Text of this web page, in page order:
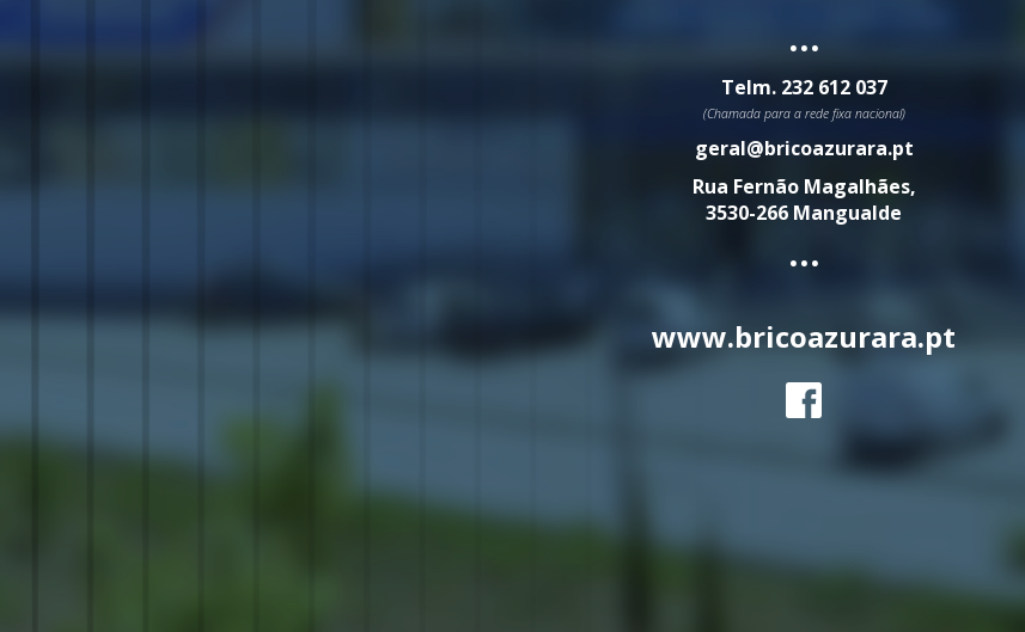
...
Telm. 232 612 037
(Chamada para a rede fixa nacional)
geral@bricoazurara.pt
Rua Fernão Magalhães,
3530-266 Mangualde
...
www.bricoazurara.pt